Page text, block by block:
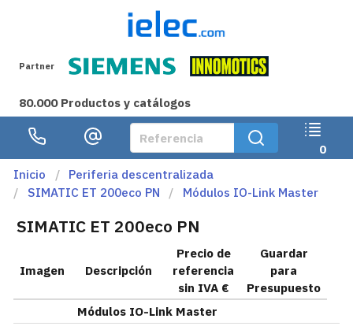
Partner
80.000 Productos y catálogos
0
Inicio
Periferia descentralizada
SIMATIC ET 200eco PN
Módulos IO-Link Master
SIMATIC ET 200eco PN
Imagen Descripción
Precio de
referencia
sin IVA €
Guardar
para
Presupuesto
Módulos IO-Link Master